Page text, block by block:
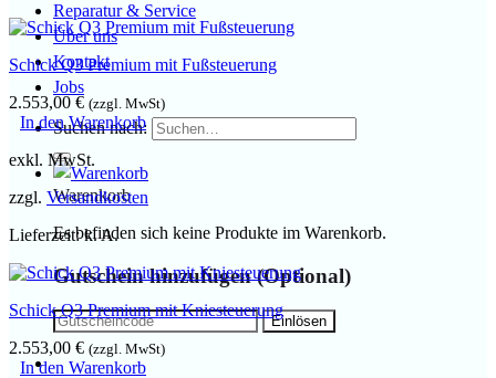
Reparatur & Service
Über uns
Kontakt
Jobs
Suchen nach:
Warenkorb
Es befinden sich keine Produkte im Warenkorb.
Gutschein hinzufügen(Optional)
Schick Q3 Premium mit Fußsteuerung
2.553,00 € (zzgl. MwSt)
In den Warenkorb
exkl. MwSt.
zzgl. Versandkosten
Lieferzeit:k. A.
Schick Q3 Premium mit Kniesteuerung
2.553,00 € (zzgl. MwSt)
In den Warenkorb